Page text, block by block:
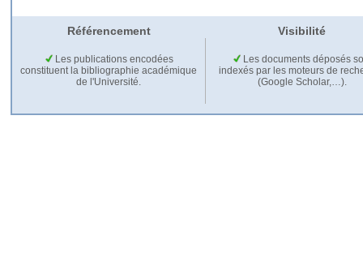
Référencement Visibilité
Les publications encodées
constituent la bibliographie académique
de l'Université.
Les documents déposés
indexés par les moteurs de
(Google Scholar,…).